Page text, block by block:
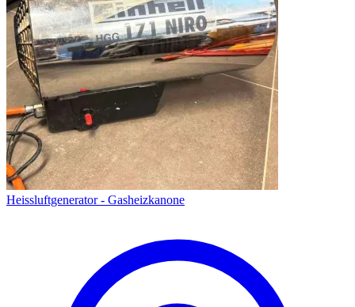
Heissluftgenerator - Gasheizkanone